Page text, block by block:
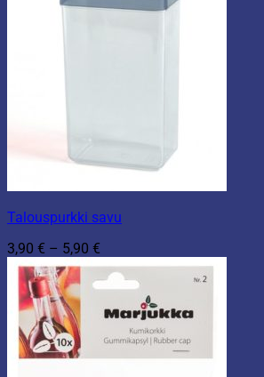
Talouspurkki savu
3,90 € – 5,90 €
3,90 €
-